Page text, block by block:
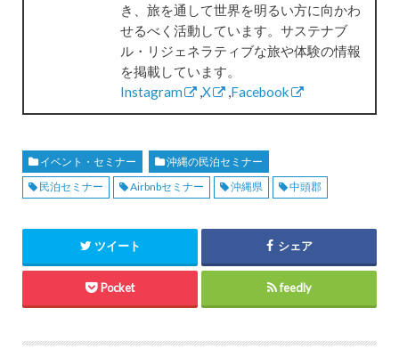
き、旅を通して世界を明るい方に向かわ
せるべく活動しています。サステナブ
ル・リジェネラティブな旅や体験の情報
を掲載しています。
Instagram
X Facebook
イベント・セミナー
沖縄の民泊セミナー
民泊セミナー
Airbnbセミナー 沖縄県 中頭郡
ツイート シェア
Pocket feedly